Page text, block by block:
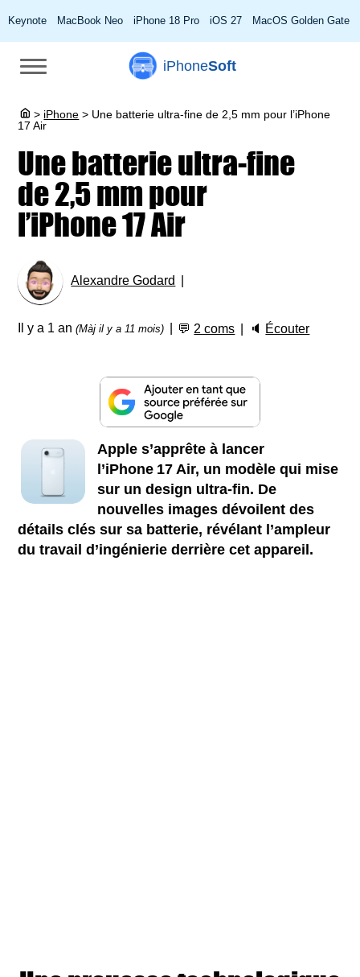
Keynote MacBook Neo iPhone 18 Pro iOS 27 MacOS Golden Gate
iPhoneSoft
> iPhone > Une batterie ultra-fine de 2,5 mm pour l’iPhone
17 Air
Une batterie ultra-fine
de 2,5 mm pour
l’iPhone 17 Air
Alexandre Godard
Il y a 1 an(Màj il y a 11 mois) 💬 2 coms 🔈 Écouter
Apple s’apprête à lancer
l’iPhone 17 Air, un modèle qui mise
sur un design ultra-fin. De
nouvelles images dévoilent des
détails clés sur sa batterie, révélant l’ampleur
du travail d’ingénierie derrière cet appareil.